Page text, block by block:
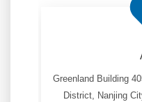
Greenland Building
District, Nanjing